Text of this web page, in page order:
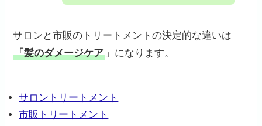
サロンと市販のトリートメントの決定的な違いは
「髪のダメージケア 」になります。
サロントリートメント
市販トリートメント